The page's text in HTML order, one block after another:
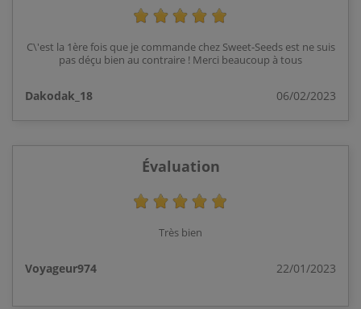
C\'est la 1ère fois que je commande chez Sweet-Seeds est ne suis
pas déçu bien au contraire ! Merci beaucoup à tous
Dakodak_18 06/02/2023
Évaluation
Très bien
Voyageur974 22/01/2023